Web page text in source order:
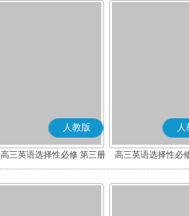
人教版
高三英语选择性必修 第三册
人
高三英语选择性必